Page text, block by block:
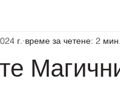
г. време за четене: 2 мин.